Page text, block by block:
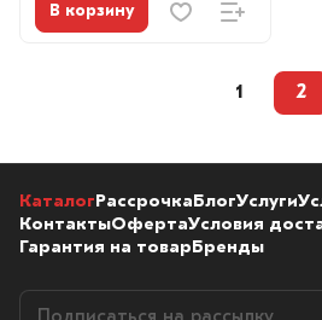
В корзину
1 2
КаталогРассрочкаБлогУслуги
КонтактыОфертаУсловия
Гарантия на товарБренды